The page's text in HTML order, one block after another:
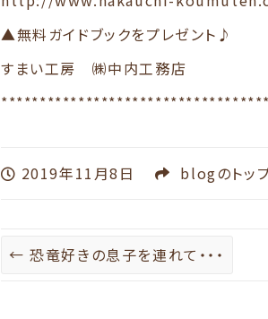
▲無料ガイドブックをプレゼント♪
すまい工房 ㈱中内工務店
2019年11月8日 blogのトッ
← 恐竜好きの息子を連れて・・・